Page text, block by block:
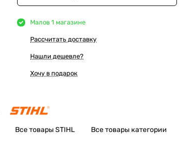
Малов 1 магазине
Рассчитать доставку
Нашли дешевле?
Хочу в подарок
Все товары STIHL Все товары категории